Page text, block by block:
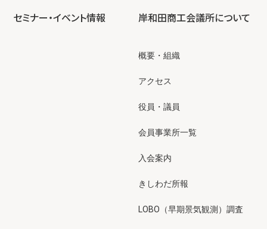
セミナー・イベント情報 岸和田商工会議所について
概要・組織
アクセス
役員・議員
会員事業所一覧
入会案内
きしわだ所報
LOBO（早期景気観測）調査